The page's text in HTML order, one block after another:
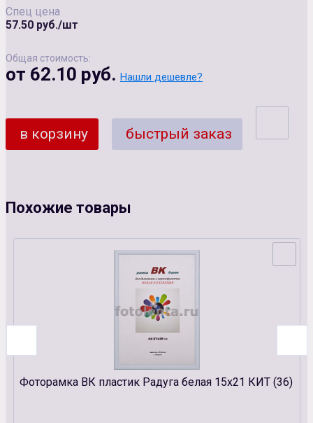
Спец цена
57.50 руб./шт
Общая стоимость:
от 62.10 руб. Нашли дешевле?
в корзину быстрый заказ
Похожие товары
Фоторамка ВК пластик Радуга белая 15х21 КИТ (36)